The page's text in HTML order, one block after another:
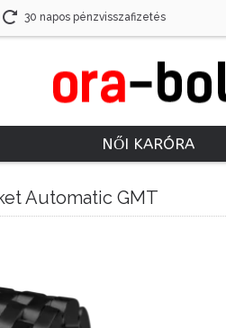
30 napos pénzvisszafizetés
NŐI KARÓRA
Automatic GMT